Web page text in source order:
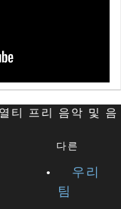
티 프리 음악 및 음
다른
우리
팀